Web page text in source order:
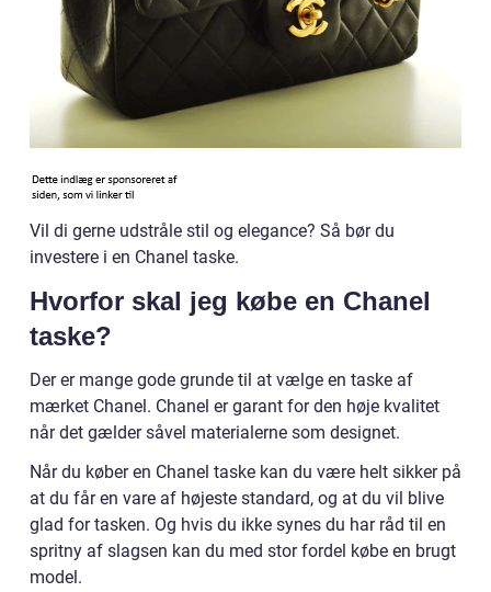
Vil di gerne udstråle stil og elegance? Så bør du
investere i en Chanel taske.
Hvorfor skal jeg købe en Chanel
taske?
Der er mange gode grunde til at vælge en taske af
mærket Chanel. Chanel er garant for den høje kvalitet
når det gælder såvel materialerne som designet.
Når du køber en Chanel taske kan du være helt sikker på
at du får en vare af højeste standard, og at du vil blive
glad for tasken. Og hvis du ikke synes du har råd til en
spritny af slagsen kan du med stor fordel købe en brugt
model.